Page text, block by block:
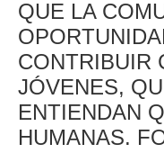
QUE LA
CONTRIBUIR
JÓVENES,
ENTIENDAN
HUMANAS.